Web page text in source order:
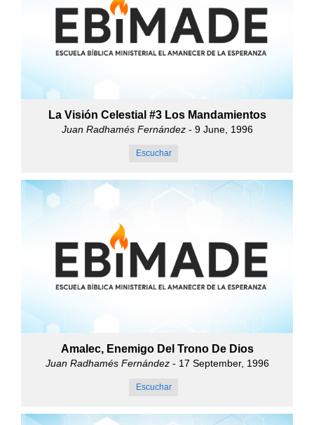
La Visión Celestial #3 Los Mandamientos
Juan Radhamés Fernández- 9 June, 1996
Escuchar
Amalec, Enemigo Del Trono De Dios
Juan Radhamés Fernández- 17 September, 1996
Escuchar